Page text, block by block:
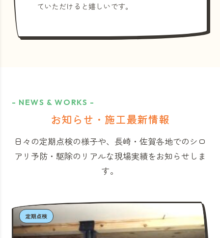
ていただけると嬉しいです。
- NEWS & WORKS -
お知らせ・施工最新情報
日々の定期点検の様子や、長崎・佐賀各地でのシロ
アリ予防・駆除のリアルな現場実績をお知らせしま
す。
定期点検